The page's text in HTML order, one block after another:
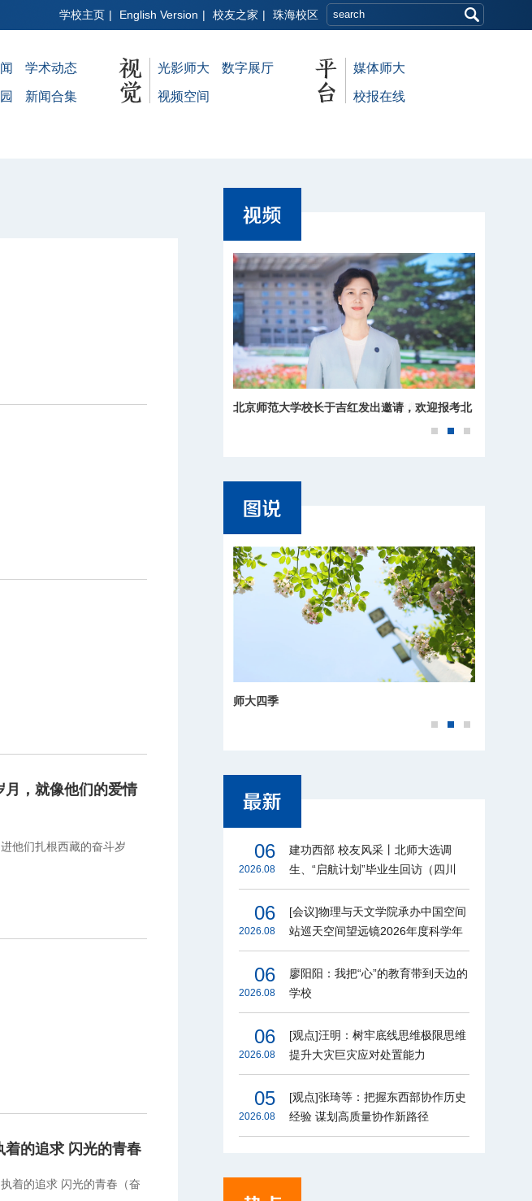
学校主页 | English Version | 校友之家 | 珠海校区
学术动态
新闻合集
光影师大 数字展厅
视频空间
媒体师大
校报在线
月，就像他们的爱情
他们扎根西藏的奋斗岁
着的追求 闪光的青春
着的追求 闪光的青春（奋
北京师范大学校长于吉红发出邀请，欢迎报考北
师大四季
06
2026.08
建功西部 校友风采丨北师大选调
生、“启航计划”毕业生回访（四川
篇）
06
2026.08
[会议]物理与天文学院承办中国空间
站巡天空间望远镜2026年度科学年
会
06
2026.08
廖阳阳：我把“心”的教育带到天边的
学校
06
2026.08
[观点]汪明：树牢底线思维极限思维
提升大灾巨灾应对处置能力
05
2026.08
[观点]张琦等：把握东西部协作历史
经验 谋划高质量协作新路径